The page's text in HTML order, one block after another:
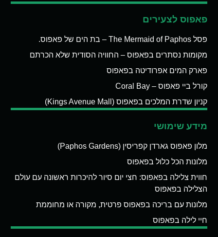
פאפוס לצעירים
פסל The Mermaid of Paphos – בת הים של פאפוס.
מקומות נסתרים בפאפוס – החוויה הסודית שלא הכרתם
פארק המים אפרודיטה בפאפוס
קורל ביי פאפוס – Coral Bay
קניון שדרת המלכים בפאפוס (Kings Avenue Mall)
מידע שימושי
מלון פאפוס גארדן קפריסין (Paphos Gardens)
מלונות הכל כלול בפאפוס
חווית צלילה בפאפוס: חצי יום סיור להיכרות ראשונה עם עולם
הצלילה בפאפוס
מלונות עם בריכה בפאפוס פרטית, מקורה או מחוממת
חיי לילה בפאפוס